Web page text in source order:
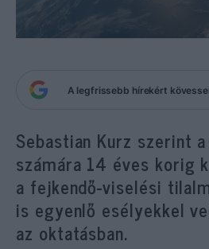
A legfrissebb hírekért
Sebastian Kurz szerint
számára 14 éves korig
a fejkendő-viselési
is egyenlő esélyekkel
az oktatásban.